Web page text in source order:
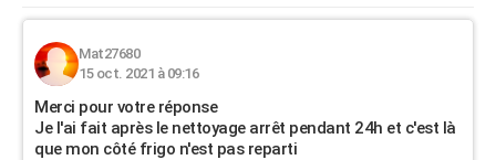
Mat27680
15 oct. 2021 à 09:16
Merci pour votre réponse
Je l'ai fait après le nettoyage arrêt pendant 24h et c'est là
que mon côté frigo n'est pas reparti